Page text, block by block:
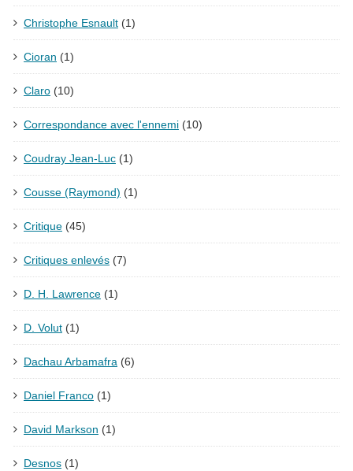
Christophe Esnault (1)
Cioran (1)
Claro (10)
Correspondance avec l'ennemi (10)
Coudray Jean-Luc (1)
Cousse (Raymond) (1)
Critique (45)
Critiques enlevés (7)
D. H. Lawrence (1)
D. Volut (1)
Dachau Arbamafra (6)
Daniel Franco (1)
David Markson (1)
Desnos (1)